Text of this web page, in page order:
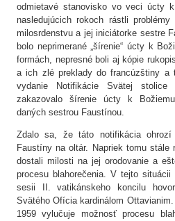
odmietavé stanovisko vo veci úcty
nasledujúcich rokoch rástli
milosrdenstvu a jej iniciátorke sestre
bolo neprimerané „šírenie“ úcty k
formách, nepresné boli aj kópie
a ich zlé preklady do francúzštiny a
vydanie Notifikácie Svätej
zakazovalo šírenie úcty k
daných sestrou Faustínou.
Zdalo sa, že táto notifikácia
Faustíny na oltár. Napriek tomu
dostali milosti na jej orodovanie a
procesu blahorečenia. V tejto
sesii II. vatikánskeho koncilu
Svätého Ofícia kardinálom
1959 vylučuje možnosť procesu